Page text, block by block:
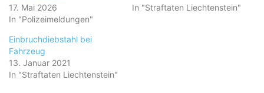
17. Mai 2026
In "Polizeimeldungen"
In "Straftaten Liechtenstein"
Einbruchdiebstahl bei
Fahrzeug
13. Januar 2021
In "Straftaten Liechtenstein"